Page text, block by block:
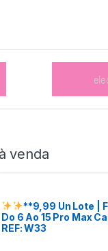
venda
**9,99 Un Lote |
Do 6 Ao 15 Pro Max
REF: W33